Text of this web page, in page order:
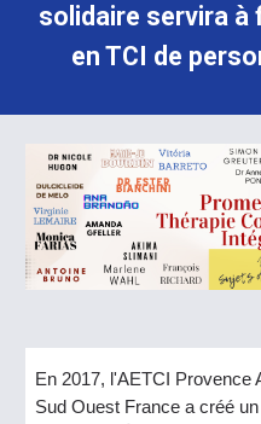
solidaire servira à
en TCI de
En 2017, l'AETCI Provence
Sud Ouest France a créé